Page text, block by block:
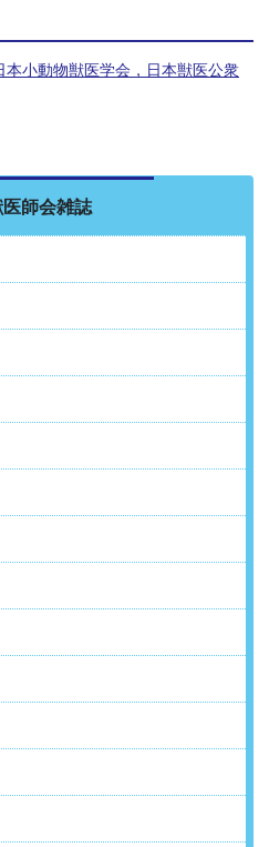
本小動物獣医学会，日本獣医公衆
医師会雑誌